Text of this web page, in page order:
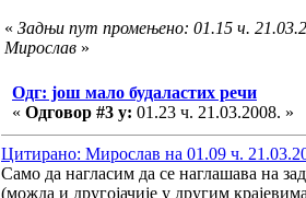
« Задњи пут промењено: 01.15 ч.
Мирослав »
Одг: још мало будаластих речи
« Одговор #3 у: 01.23 ч. 21.03.2008. »
Цитирано: Мирослав на 01.09 ч.
Само да нагласим да се наглашава на
(можда и другојачије у другим